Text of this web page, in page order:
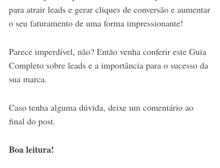
para atrair leads e gerar cliques de conversão e aumentar
o seu faturamento de uma forma impressionante!
Parece imperdível, não? Então venha conferir este Guia
Completo sobre leads e a importância para o sucesso da
sua marca.
Caso tenha alguma dúvida, deixe um comentário ao
final do post.
Boa leitura!